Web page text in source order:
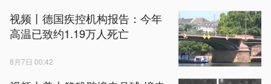
视频丨德国疾控机构报告：今年
高温已致约1.19万人死亡
8月7日 00:42